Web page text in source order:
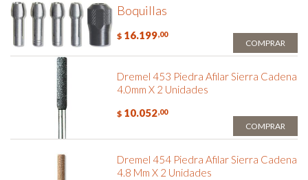
Boquillas
$ 16.199,00
COMPRAR
Dremel 453 Piedra Afilar Sierra Cadena
4.0mm X 2 Unidades
$ 10.052,00
COMPRAR
Dremel 454 Piedra Afilar Sierra Cadena
4.8 Mm X 2 Unidades